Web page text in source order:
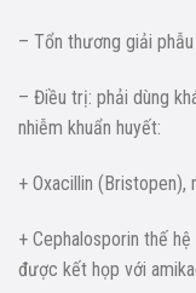
– Tổn thương giải
– Điều trị: phải dùng
nhiễm khuẩn huyết:
+ Oxacillin (Bristopen),
+ Cephalosporin thế
được kết họp với